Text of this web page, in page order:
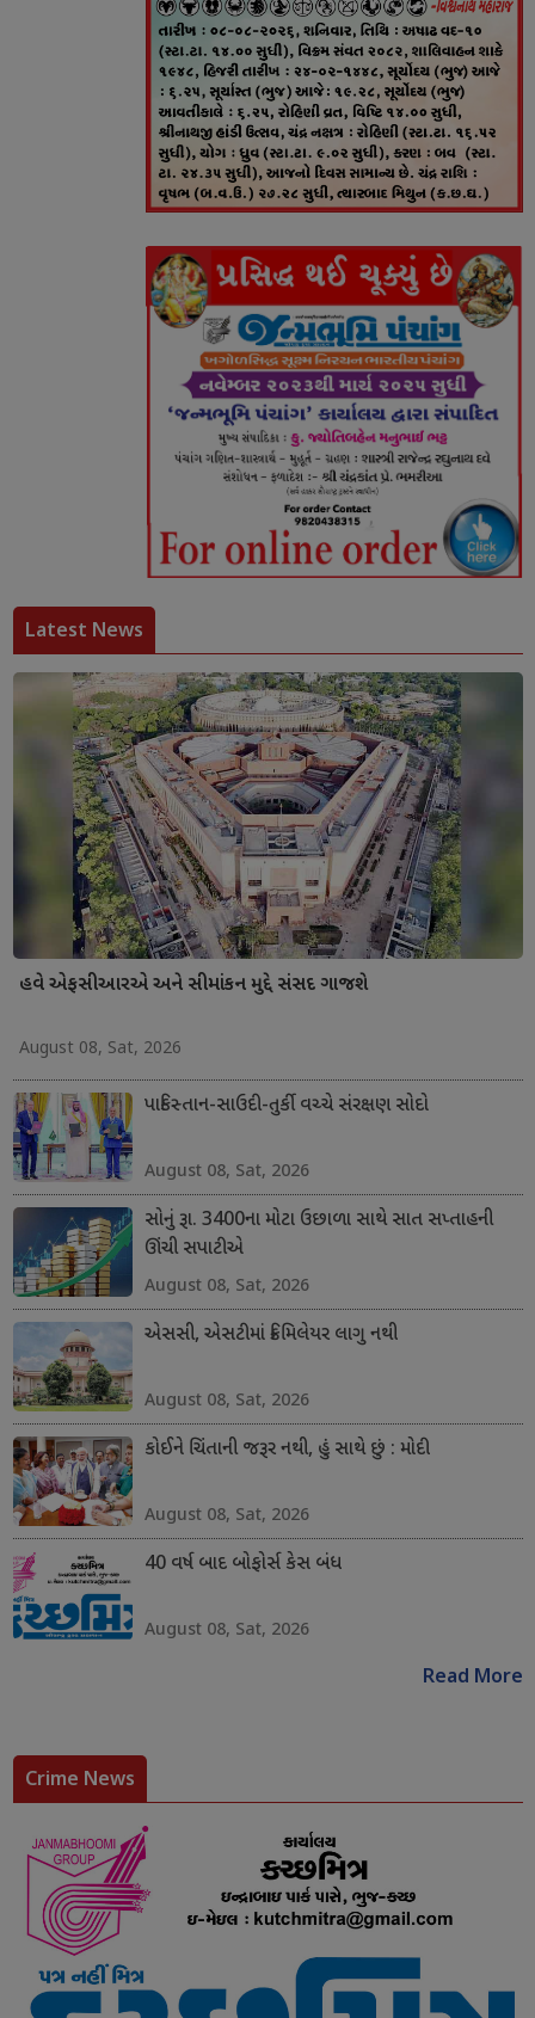
Latest News
હવે એફસીઆરએ અને સીમાંકન મુદ્દે સંસદ ગાજશે
August 08, Sat, 2026
પાકિસ્તાન-સાઉદી-તુર્કી વચ્ચે સંરક્ષણ સોદો
August 08, Sat, 2026
સોનું રૂા. 3400ના મોટા ઉછાળા સાથે સાત સપ્તાહની
ઊંચી સપાટીએ
August 08, Sat, 2026
એસસી, એસટીમાં ક્રિમિલેયર લાગુ નથી
August 08, Sat, 2026
કોઈને ચિંતાની જરૂર નથી, હું સાથે છું : મોદી
August 08, Sat, 2026
40 વર્ષ બાદ બોફોર્સ કેસ બંધ
August 08, Sat, 2026
Read More
Crime News